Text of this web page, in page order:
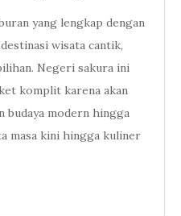
yang lengkap dengan
wisata cantik,
Negeri sakura ini
komplit karena akan
budaya modern hingga
masa kini hingga kuliner